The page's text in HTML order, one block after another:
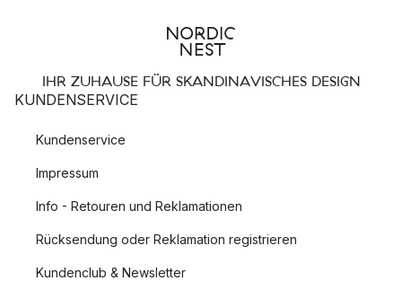
IHR ZUHAUSE FÜR SKANDINAVISCHES DESIGN
KUNDENSERVICE
Kundenservice
Impressum
Info - Retouren und Reklamationen
Rücksendung oder Reklamation registrieren
Kundenclub & Newsletter